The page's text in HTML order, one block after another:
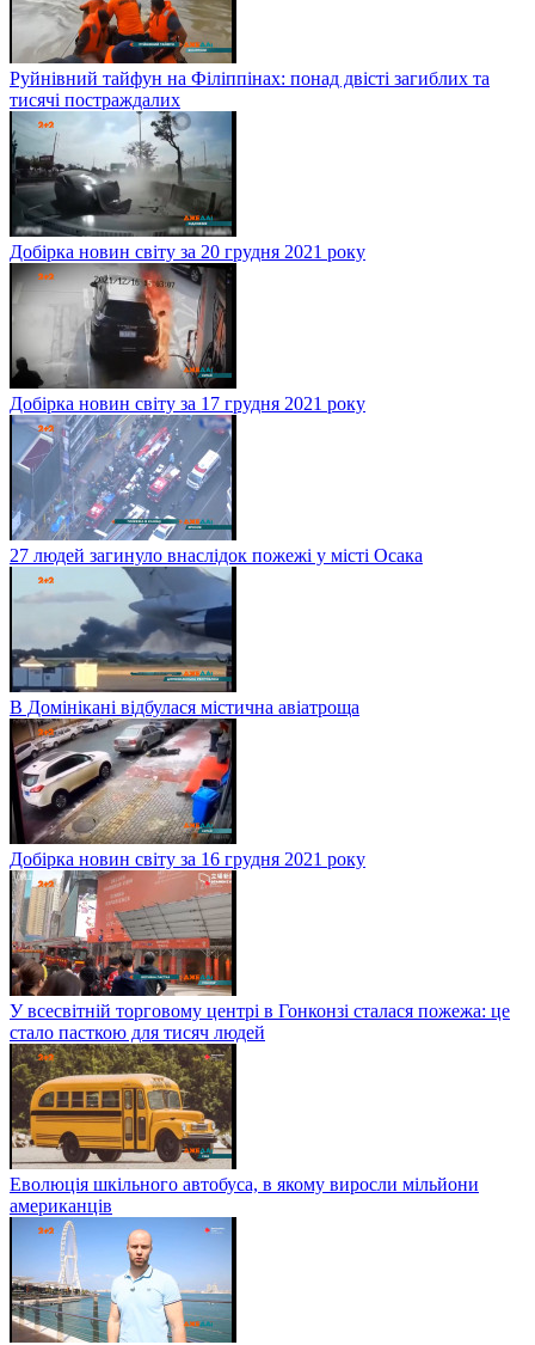
Руйнівний тайфун на Філіппінах: понад двісті загиблих та
тисячі постраждалих
Добірка новин світу за 20 грудня 2021 року
Добірка новин світу за 17 грудня 2021 року
27 людей загинуло внаслідок пожежі у місті Осака
В Домінікані відбулася містична авіатроща
Добірка новин світу за 16 грудня 2021 року
У всесвітній торговому центрі в Гонконзі сталася пожежа: це
стало пасткою для тисяч людей
Еволюція шкільного автобуса, в якому виросли мільйони
американців